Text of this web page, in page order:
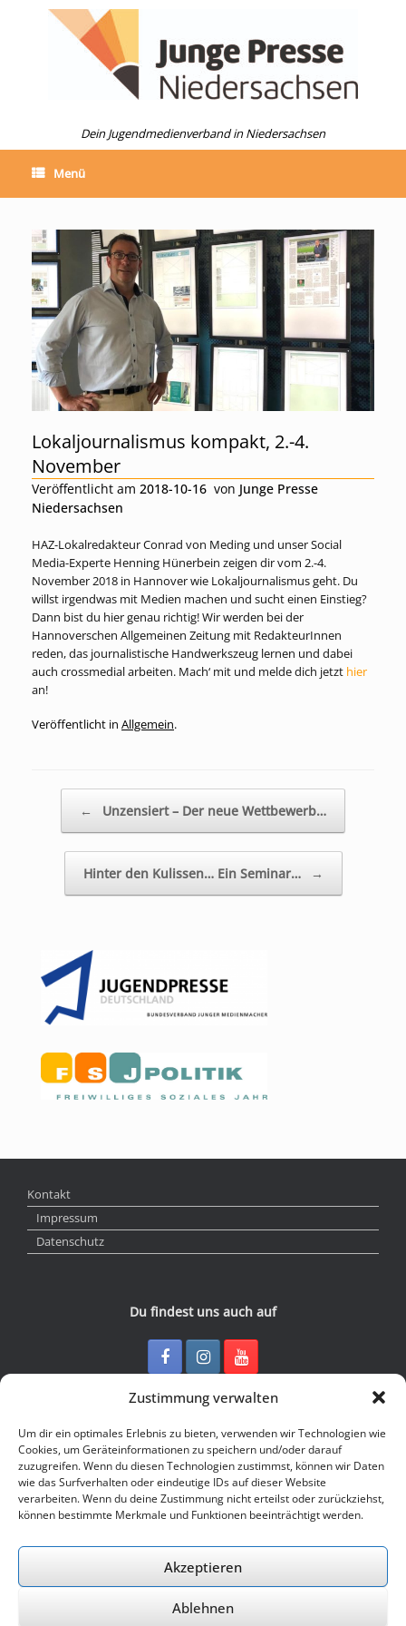
Zustimmung verwalten
Um dir ein optimales Erlebnis zu bieten, verwenden wir Technologien wie
Cookies, um Geräteinformationen zu speichern und/oder darauf
zuzugreifen. Wenn du diesen Technologien zustimmst, können wir Daten
wie das Surfverhalten oder eindeutige IDs auf dieser Website
verarbeiten. Wenn du deine Zustimmung nicht erteilst oder zurückziehst,
können bestimmte Merkmale und Funktionen beeinträchtigt werden.
Akzeptieren
Ablehnen
Dein Jugendmedienverband in Niedersachsen
Menü
Lokaljournalismus kompakt, 2.-4.
November
Veröffentlicht am 2018-10-16 von Junge Presse
Niedersachsen
HAZ-Lokalredakteur Conrad von Meding und unser Social
Media-Experte Henning Hünerbein zeigen dir vom 2.-4.
November 2018 in Hannover wie Lokaljournalismus geht. Du
willst irgendwas mit Medien machen und sucht einen Einstieg?
Dann bist du hier genau richtig! Wir werden bei der
Hannoverschen Allgemeinen Zeitung mit RedakteurInnen
reden, das journalistische Handwerkszeug lernen und dabei
auch crossmedial arbeiten. Mach‘ mit und melde dich jetzt hier
an!
Veröffentlicht in Allgemein.
← Unzensiert – Der neue Wettbewerb…
Hinter den Kulissen… Ein Seminar… →
Kontakt
Impressum
Datenschutz
Du findest uns auch auf
Kontakt
Junge Presse Niedersachsen e.V.
Rückertstraße 10
30169 Hannover
© 2026 Junge Presse Niedersachsen e.V.